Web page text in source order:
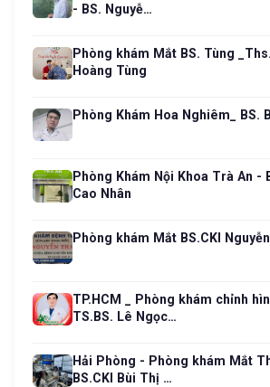
- BS. Nguyễ…
Phòng khám Mắt BS. Tùng
Hoàng Tùng
Phòng Khám Hoa Nghiêm_ BS.
Phòng Khám Nội Khoa Trà An -
Cao Nhân
Phòng khám Mắt BS.CKI
TP.HCM _ Phòng khám chỉnh
TS.BS. Lê Ngọc…
Hải Phòng - Phòng khám Mắt
BS.CKI Bùi Thị …